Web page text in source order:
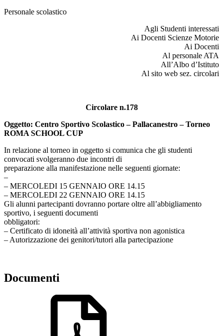
Personale scolastico
Agli Studenti interessati
Ai Docenti Scienze Motorie
Ai Docenti
Al personale ATA
All’Albo d’Istituto
Al sito web sez. circolari
Circolare n.178
Oggetto: Centro Sportivo Scolastico – Pallacanestro – Torneo
ROMA SCHOOL CUP
In relazione al torneo in oggetto si comunica che gli studenti
convocati svolgeranno due incontri di
preparazione alla manifestazione nelle seguenti giornate:
–
– MERCOLEDI 15 GENNAIO ORE 14.15
– MERCOLEDI 22 GENNAIO ORE 14.15
Gli alunni partecipanti dovranno portare oltre all’abbigliamento
sportivo, i seguenti documenti
obbligatori:
– Certificato di idoneità all’attività sportiva non agonistica
– Autorizzazione dei genitori/tutori alla partecipazione
Documenti